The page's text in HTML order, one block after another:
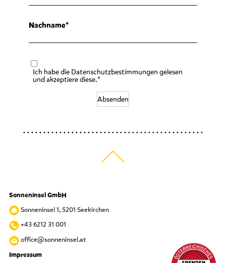
Nachname
Ich habe die Datenschutzbestimmungen gelesen
und akzeptiere diese.*
Absenden
Sonneninsel GmbH
Sonneninsel 1, 5201 Seekirchen
+43 6212 31 001
office@sonneninsel.at
Impressum